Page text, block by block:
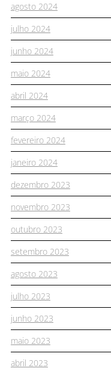
agosto 2024
julho 2024
junho 2024
maio 2024
abril 2024
março 2024
fevereiro 2024
janeiro 2024
dezembro 2023
novembro 2023
outubro 2023
setembro 2023
agosto 2023
julho 2023
junho 2023
maio 2023
abril 2023